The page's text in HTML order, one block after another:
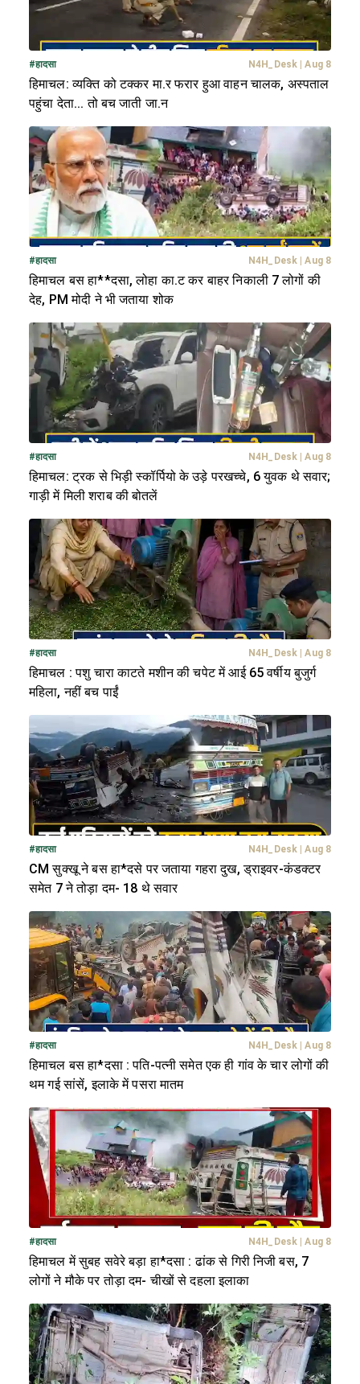
#हादसा N4H_Desk | Aug 8
हिमाचल: व्यक्ति को टक्कर मा.र फरार हुआ वाहन चालक, अस्पताल
पहुंचा देता... तो बच जाती जा.न
#हादसा N4H_Desk | Aug 8
हिमाचल बस हा**दसा, लोहा का.ट कर बाहर निकाली 7 लोगों की
देह, PM मोदी ने भी जताया शोक
#हादसा N4H_Desk | Aug 8
हिमाचल: ट्रक से भिड़ी स्कॉर्पियो के उड़े परखच्चे, 6 युवक थे सवार;
गाड़ी में मिली शराब की बोतलें
#हादसा N4H_Desk | Aug 8
हिमाचल : पशु चारा काटते मशीन की चपेट में आई 65 वर्षीय बुजुर्ग
महिला, नहीं बच पाईं
#हादसा N4H_Desk | Aug 8
CM सुक्खू ने बस हा*दसे पर जताया गहरा दुख, ड्राइवर-कंडक्टर
समेत 7 ने तोड़ा दम- 18 थे सवार
#हादसा N4H_Desk | Aug 8
हिमाचल बस हा*दसा : पति-पत्नी समेत एक ही गांव के चार लोगों की
थम गई सांसें, इलाके में पसरा मातम
#हादसा N4H_Desk | Aug 8
हिमाचल में सुबह सवेरे बड़ा हा*दसा : ढांक से गिरी निजी बस, 7
लोगों ने मौके पर तोड़ा दम- चीखों से दहला इलाका